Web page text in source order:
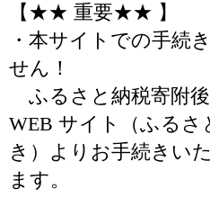
【★★ 重要★★ 】
・本サイトでの手続
せん！
ふるさと納税寄附
WEB サイト（ふるさ
き）よりお手続きい
ます。